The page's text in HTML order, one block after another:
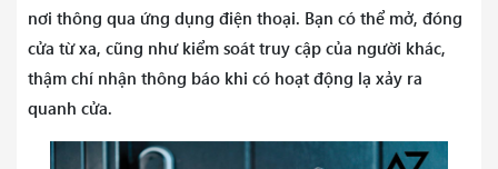
nơi thông qua ứng dụng điện thoại. Bạn có thể mở, đóng
cửa từ xa, cũng như kiểm soát truy cập của người khác,
thậm chí nhận thông báo khi có hoạt động lạ xảy ra
quanh cửa.